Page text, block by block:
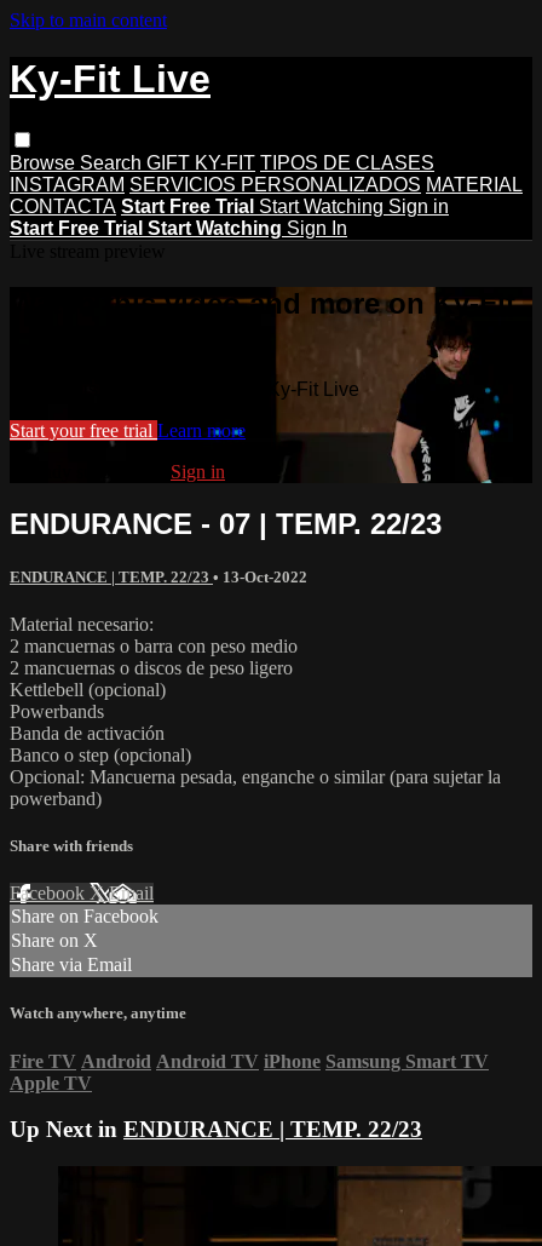
Skip to main content
Ky-Fit Live
Browse Search GIFT KY-FIT TIPOS DE CLASES
INSTAGRAM SERVICIOS PERSONALIZADOS MATERIAL
CONTACTA Start Free Trial Start Watching Sign in
Start Free Trial Start Watching Sign In
Watch this video and more on Ky-Fit
Watch this video and more on Ky-Fit Live
Start your free trial Learn more
Sign in
ENDURANCE - 07 | TEMP. 22/23
ENDURANCE | TEMP. 22/23 • 13-Oct-2022
Material necesario:
2 mancuernas o barra con peso medio
2 mancuernas o discos de peso ligero
Kettlebell (opcional)
Powerbands
Banda de activación
Banco o step (opcional)
Opcional: Mancuerna pesada, enganche o similar (para sujetar la
powerband)
Share with friends
Facebook XEmail
Share on Facebook
Share on X
Share via Email
Watch anywhere, anytime
Fire TV Android Android TV iPhone Samsung Smart TV
Apple TV
Up Next in ENDURANCE | TEMP. 22/23